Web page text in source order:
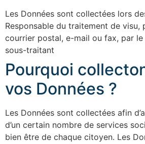
Les Données sont collectées lors
Responsable du traitement de visu,
courrier postal, e-mail ou fax, par
sous-traitant
Pourquoi
vos Données ?
Les Données sont collectées afin
d’un certain nombre de services
bien être de chaque citoyen. Les